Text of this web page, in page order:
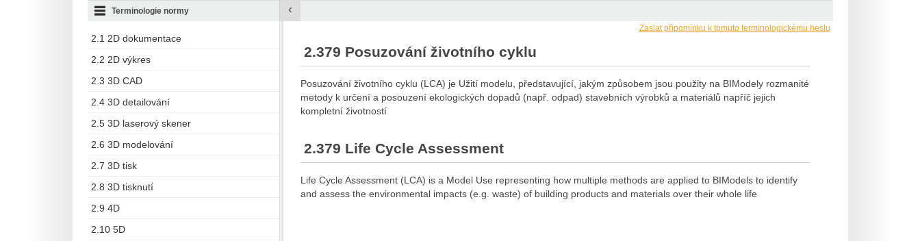
2.1 2D dokumentace
2.2 2D výkres
2.3 3D CAD
2.4 3D detailování
2.5 3D laserový skener
2.6 3D modelování
2.7 3D tisk
2.8 3D tisknutí
2.9 4D
2.10 5D
Terminologie normy ‹
Zaslat připomínku k tomuto terminologickému heslu
2.379 Posuzování životního cyklu
Posuzování životního cyklu (LCA) je Užití modelu, představující, jakým způsobem jsou použity na BIModely rozmanité
metody k určení a posouzení ekologických dopadů (např. odpad) stavebních výrobků a materiálů napříč jejich
kompletní životností
2.379 Life Cycle Assessment
Life Cycle Assessment (LCA) is a Model Use representing how multiple methods are applied to BIModels to identify
and assess the environmental impacts (e.g. waste) of building products and materials over their whole life